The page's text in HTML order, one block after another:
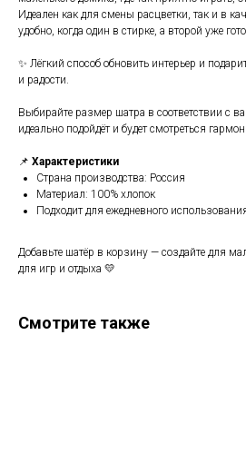
Идеален как для смены расцветки, так и в
удобно, когда один в стирке, а второй уже
✨ Лёгкий способ обновить интерьер и
и радости.
Выбирайте размер шатра в соответствии с
идеально подойдёт и будет смотреться
📌 Характеристики
Страна производства: Россия
Материал: 100% хлопок
Подходит для ежедневного
Добавьте шатёр в корзину — создайте для
для игр и отдыха 💛
Смотрите также